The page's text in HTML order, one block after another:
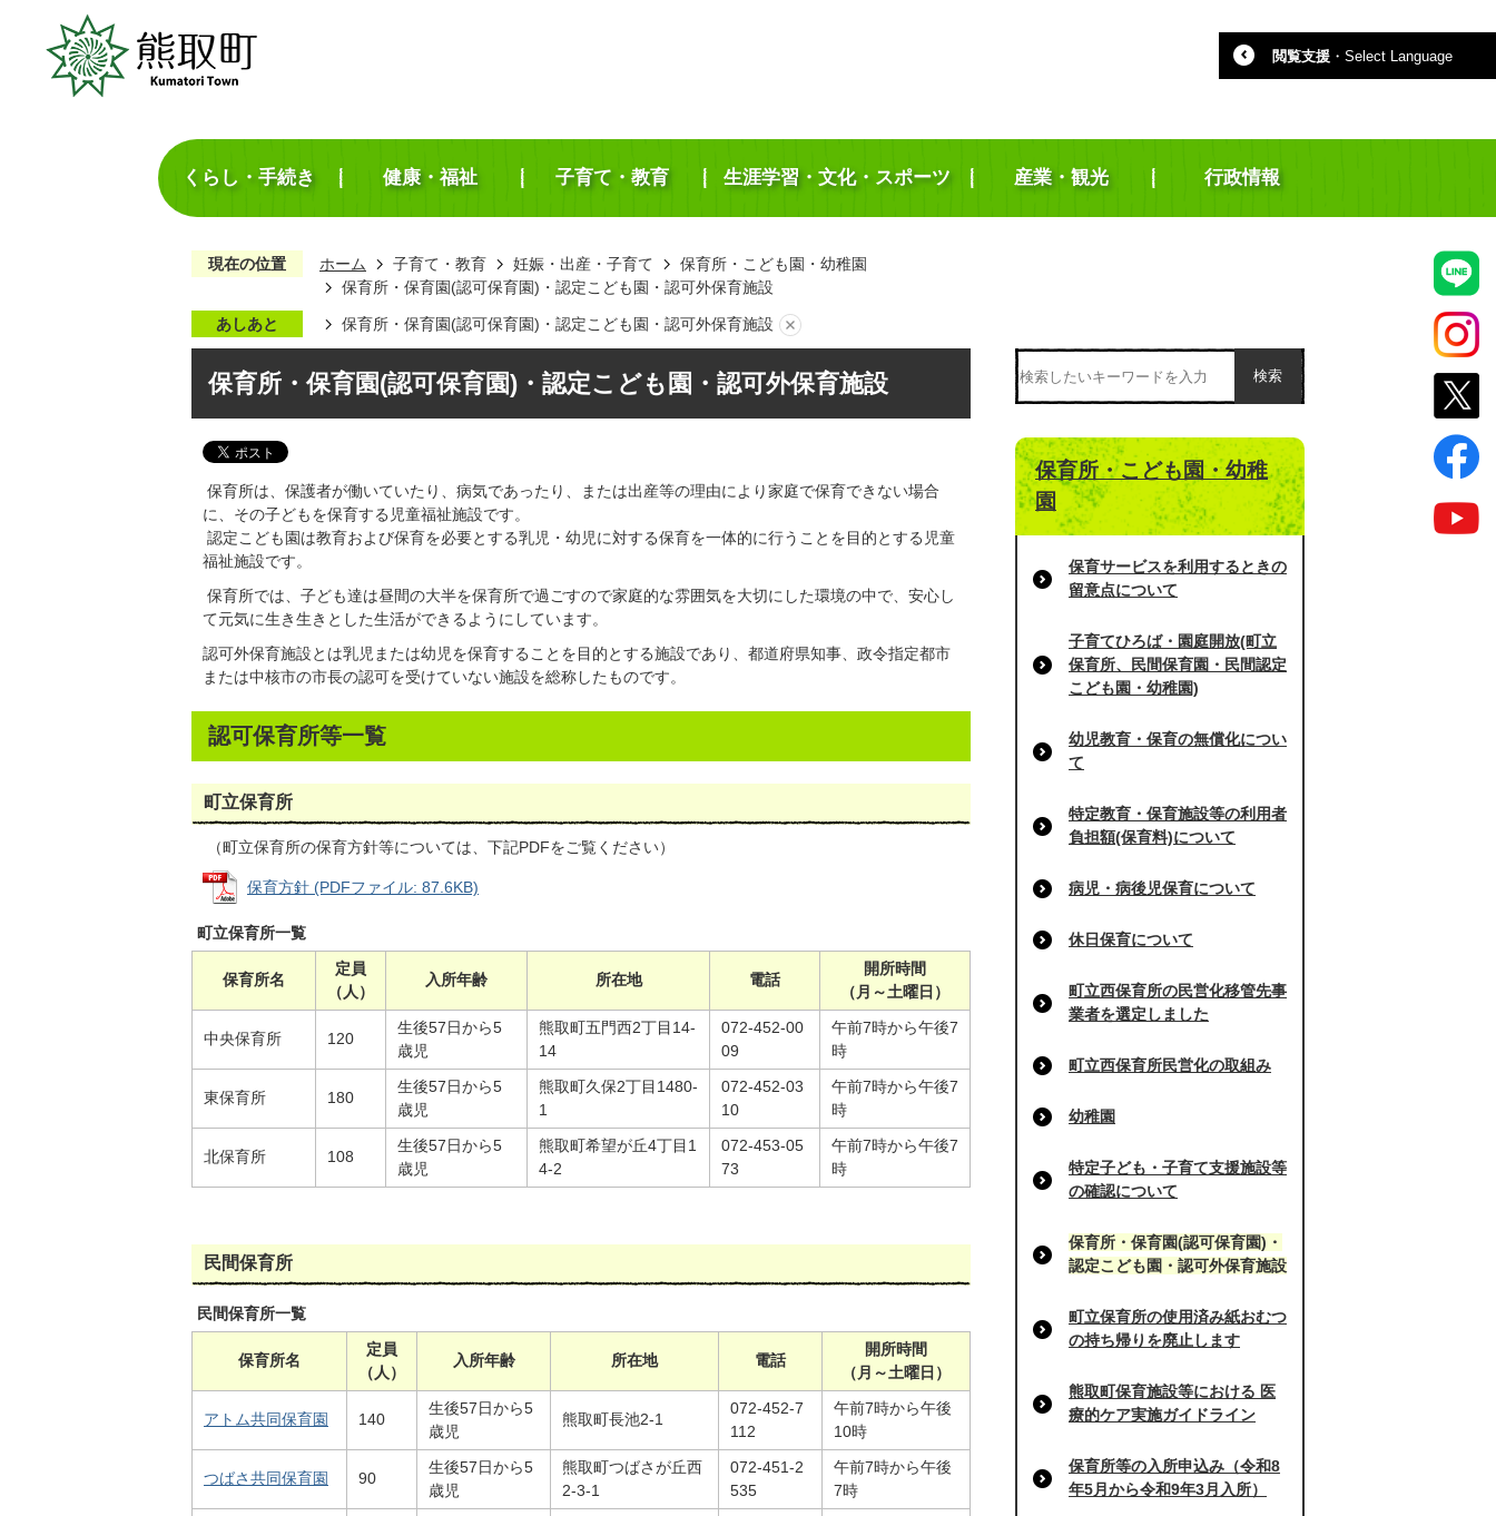
閲覧支援 ・ Select Language
くらし・手続き 健康・福祉 子育て・教育 生涯学習・文化・スポーツ 産業・観光 行政情報
現在の位置 ホーム 子育て・教育 妊娠・出産・子育て
保育所・こども園・幼稚園
保育所・保育園(認可保育園)・認定こども園・認可外保育施設
あしあと 保育所・保育園(認可保育園)・認定こども園・認可外保育施設
保育所・保育園(認可保育園)・認定こども園・認可外保育施設
保育所は、保護者が働いていたり、病気であったり、または出産等の理由により家庭で保育できない場合
に、その子どもを保育する児童福祉施設です。
認定こども園は教育および保育を必要とする乳児・幼児に対する保育を一体的に行うことを目的とする児童
福祉施設です。
保育所では、子ども達は昼間の大半を保育所で過ごすので家庭的な雰囲気を大切にした環境の中で、安心し
て元気に生き生きとした生活ができるようにしています。
認可外保育施設とは乳児または幼児を保育することを目的とする施設であり、都道府県知事、政令指定都市
または中核市の市長の認可を受けていない施設を総称したものです。
認可保育所等一覧
町立保育所
（町立保育所の保育方針等については、下記PDFをご覧ください）
保育方針 (PDFファイル: 87.6KB)
町立保育所一覧
保育所名
定員
（人）
入所年齢 所在地 電話
開所時間
（月～土曜日）
中央保育所 120
生後57日から5
歳児
熊取町五門西2丁目14-
14
072-452-00
09
午前7時から午後7
時
東保育所 180
生後57日から5
歳児
熊取町久保2丁目1480-
1
072-452-03
10
午前7時から午後7
時
北保育所 108
生後57日から5
歳児
熊取町希望が丘4丁目1
4-2
072-453-05
73
午前7時から午後7
時
民間保育所
民間保育所一覧
保育所名
定員
（人）
入所年齢 所在地 電話
開所時間
（月～土曜日）
アトム共同保育園 140
生後57日から5
歳児
熊取町長池2-1
072-452-7
112
午前7時から午後
10時
つばさ共同保育園 90
生後57日から5
歳児
熊取町つばさが丘西
2-3-1
072-451-2
535
午前7時から午後
7時
検索
保育所・こども園・幼稚
園
保育サービスを利用するときの
留意点について
子育てひろば・園庭開放(町立
保育所、民間保育園・民間認定
こども園・幼稚園)
幼児教育・保育の無償化につい
て
特定教育・保育施設等の利用者
負担額(保育料)について
病児・病後児保育について
休日保育について
町立西保育所の民営化移管先事
業者を選定しました
町立西保育所民営化の取組み
幼稚園
特定子ども・子育て支援施設等
の確認について
保育所・保育園(認可保育園)・
認定こども園・認可外保育施設
町立保育所の使用済み紙おむつ
の持ち帰りを廃止します
熊取町保育施設等における 医
療的ケア実施ガイドライン
保育所等の入所申込み（令和8
年5月から令和9年3月入所）